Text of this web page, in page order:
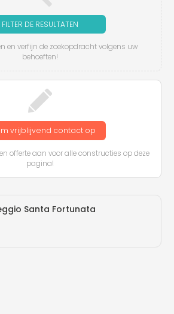
FILTER DE RESULTATEN
en verfijn de zoekopdracht volgens uw
behoeften!
vrijblijvend contact op
offerte aan voor alle constructies op deze
pagina!
Santa Fortunata